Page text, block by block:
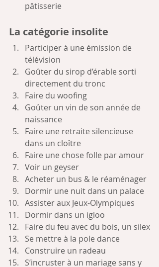
pâtisserie
La catégorie insolite
Participer à une émission de
télévision
Goûter du sirop d’érable sorti
directement du tronc
Faire du woofing
Goûter un vin de son année de
naissance
Faire une retraite silencieuse
dans un cloître
Faire une chose folle par amour
Voir un geyser
Acheter un bus & le réaménager
Dormir une nuit dans un palace
Assister aux Jeux-Olympiques
Dormir dans un igloo
Faire du feu avec du bois, un silex
Se mettre à la pole dance
Construire un radeau
S’incruster à un mariage sans y